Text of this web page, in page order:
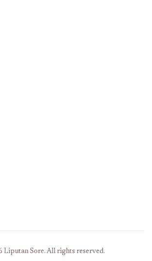
Liputan Sore. All rights reserved.